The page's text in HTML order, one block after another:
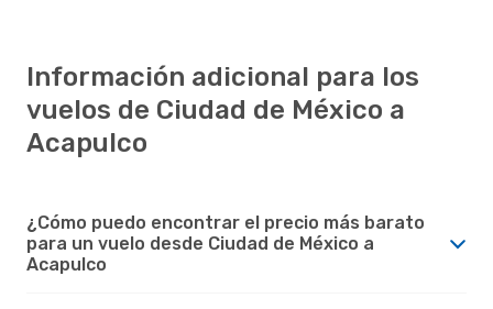
Información adicional para los
vuelos de Ciudad de México a
Acapulco
¿Cómo puedo encontrar el precio más barato
para un vuelo desde Ciudad de México a
Acapulco